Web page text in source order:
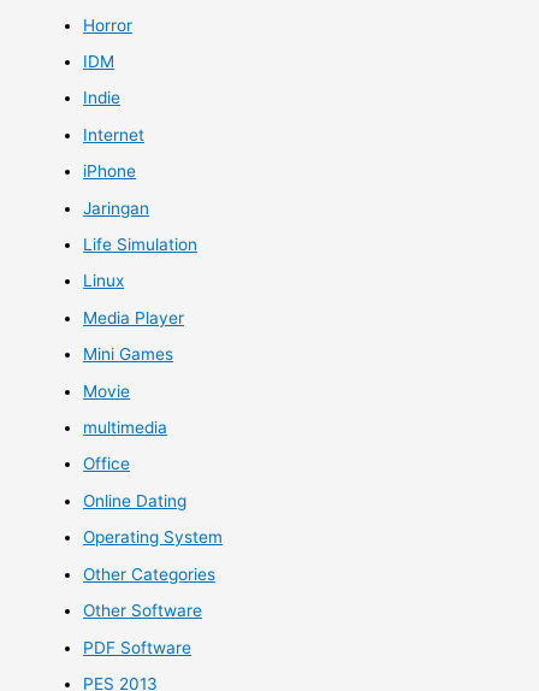
Horror
IDM
Indie
Internet
iPhone
Jaringan
Life Simulation
Linux
Media Player
Mini Games
Movie
multimedia
Office
Online Dating
Operating System
Other Categories
Other Software
PDF Software
PES 2013